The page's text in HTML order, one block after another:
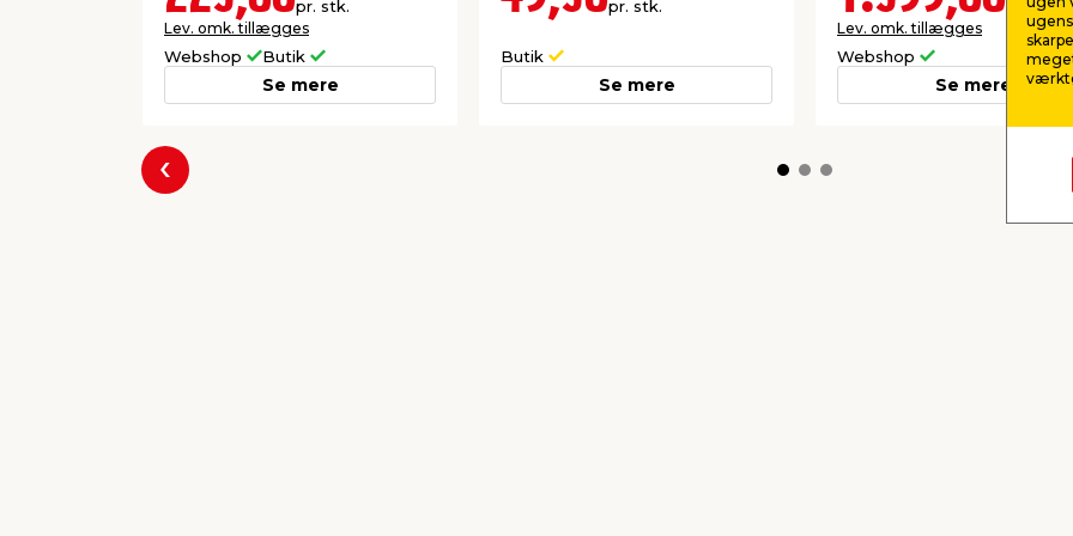
pr. stk.
Lev. omk. tillægges
Webshop Butik
Se mere
pr. stk.
Butik
Se mere
pr. stk.
Lev. omk. tillægges
Webshop
Se mere
Forrige